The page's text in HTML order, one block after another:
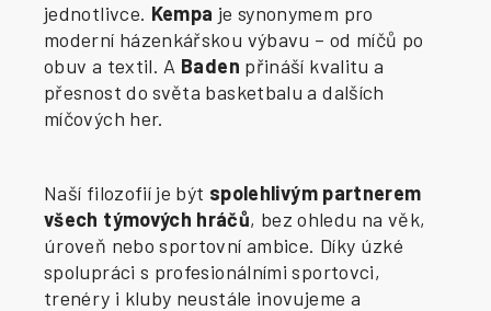
jednotlivce. Kempa je synonymem pro
moderní házenkářskou výbavu – od míčů po
obuv a textil. A Baden přináší kvalitu a
přesnost do světa basketbalu a dalších
míčových her.
Naší filozofií je být spolehlivým partnerem
všech týmových hráčů, bez ohledu na věk,
úroveň nebo sportovní ambice. Díky úzké
spolupráci s profesionálními sportovci,
trenéry i kluby neustále inovujeme a